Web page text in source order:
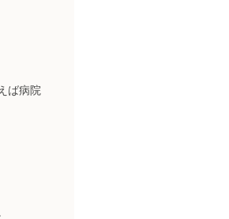
ば病院